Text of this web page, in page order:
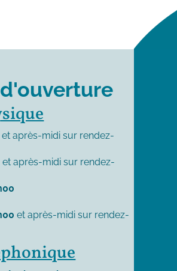
et après-midi sur rendez-
et après-midi sur rendez-
et après-midi sur rendez-